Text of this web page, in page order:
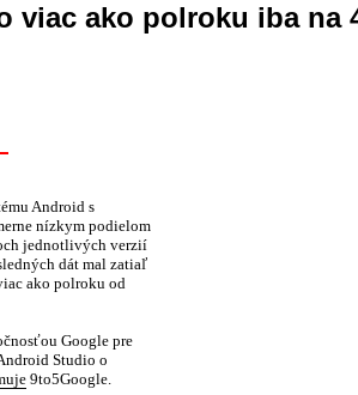
viac ako polroku iba na
Android s
nízkym podielom
jednotlivých verzií
dát mal zatiaľ
ako polroku od
Google pre
Studio o
9to5Google.